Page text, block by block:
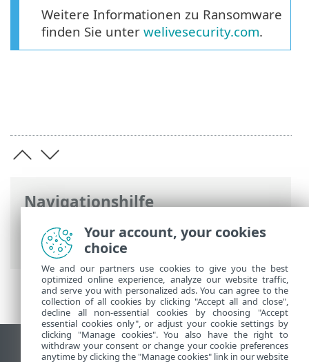
Navigationshilfe
ESET Online-Hilfe>ESET Glossary>
Ereignisen > Ransomware
Weitere Informationen zu Ransomware
finden Sie unter welivesecurity.com.
Desktop-Site anzeigen
Your account, your cookies
choice
We and our partners use cookies to give you the best
optimized online experience, analyze our website traffic,
and serve you with personalized ads. You can agree to the
collection of all cookies by clicking "Accept all and close",
decline all non-essential cookies by choosing "Accept
essential cookies only", or adjust your cookie settings by
clicking "Manage cookies". You also have the right to
withdraw your consent or change your cookie preferences
anytime by clicking the "Manage cookies" link in our website